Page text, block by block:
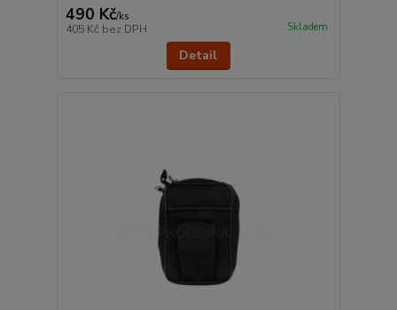
490 Kč/ks
405 Kč bez DPH Skladem
Detail